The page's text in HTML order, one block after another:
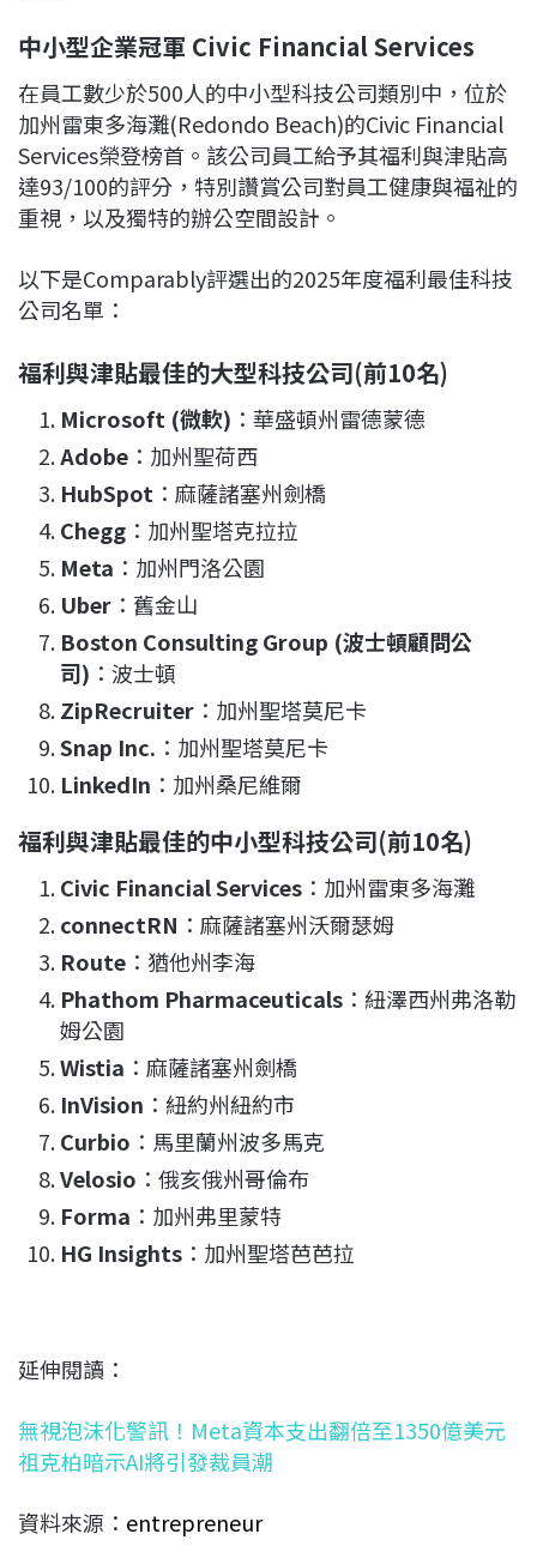
中小型企業冠軍 Civic Financial Services
在員工數少於500人的中小型科技公司類別中，位於
加州雷東多海灘(Redondo Beach)的Civic Financial
Services榮登榜首。該公司員工給予其福利與津貼高
達93/100的評分，特別讚賞公司對員工健康與福祉的
重視，以及獨特的辦公空間設計。
以下是Comparably評選出的2025年度福利最佳科技
公司名單：
福利與津貼最佳的大型科技公司(前10名)
Microsoft (微軟) ：華盛頓州雷德蒙德
Adobe ：加州聖荷西
HubSpot ：麻薩諸塞州劍橋
Chegg ：加州聖塔克拉拉
Meta ：加州門洛公園
Uber ：舊金山
Boston Consulting Group (波士頓顧問公
司) ：波士頓
ZipRecruiter ：加州聖塔莫尼卡
Snap Inc. ：加州聖塔莫尼卡
LinkedIn ：加州桑尼維爾
福利與津貼最佳的中小型科技公司(前10名)
Civic Financial Services ：加州雷東多海灘
connectRN ：麻薩諸塞州沃爾瑟姆
Route ：猶他州李海
Phathom Pharmaceuticals ：紐澤西州弗洛勒
姆公園
Wistia ：麻薩諸塞州劍橋
InVision ：紐約州紐約市
Curbio ：馬里蘭州波多馬克
Velosio ：俄亥俄州哥倫布
Forma ：加州弗里蒙特
HG Insights ：加州聖塔芭芭拉
延伸閱讀：
無視泡沫化警訊！Meta資本支出翻倍至1350億美元
祖克柏暗示AI將引發裁員潮
資料來源： entrepreneur